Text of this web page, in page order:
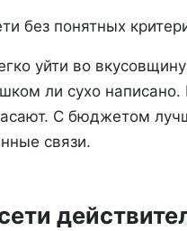
без понятных
уйти во
ли сухо
С бюджетом
связи.